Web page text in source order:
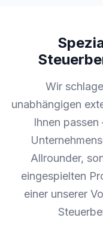
Wir
unabhängigen
Ihnen
Allrounder,
eingespielten
einer unserer